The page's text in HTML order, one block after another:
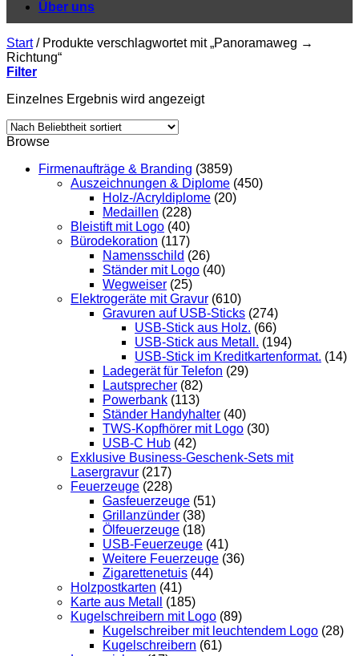
Über uns
Start /Produkte verschlagwortet mit „Panoramaweg →
Richtung“
Filter
Einzelnes Ergebnis wird angezeigt
Browse
Firmenaufträge & Branding (3859)
Auszeichnungen & Diplome (450)
Holz-/Acryldiplome (20)
Medaillen (228)
Bleistift mit Logo (40)
Bürodekoration (117)
Namensschild (26)
Ständer mit Logo (40)
Wegweiser (25)
Elektrogeräte mit Gravur (610)
Gravuren auf USB-Sticks (274)
USB-Stick aus Holz. (66)
USB-Stick aus Metall. (194)
USB-Stick im Kreditkartenformat. (14)
Ladegerät für Telefon (29)
Lautsprecher (82)
Powerbank (113)
Ständer Handyhalter (40)
TWS-Kopfhörer mit Logo (30)
USB-C Hub (42)
Exklusive Business-Geschenk-Sets mit
Lasergravur (217)
Feuerzeuge (228)
Gasfeuerzeuge (51)
Grillanzünder (38)
Ölfeuerzeuge (18)
USB-Feuerzeuge (41)
Weitere Feuerzeuge (36)
Zigarettenetuis (44)
Holzpostkarten (41)
Karte aus Metall
(185)
Kugelschreibern mit Logo (89)
Kugelschreiber mit leuchtendem Logo (28)
Kugelschreibern (61)